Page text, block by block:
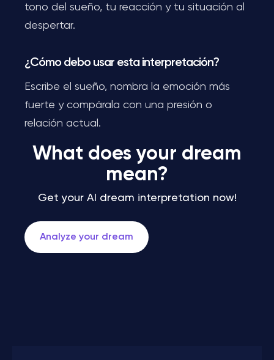
tono del sueño, tu reacción y tu situación al
despertar.
¿Cómo debo usar esta interpretación?
Escribe el sueño, nombra la emoción más
fuerte y compárala con una presión o
relación actual.
What does your dream
mean?
Get your AI dream interpretation now!
Analyze your dream